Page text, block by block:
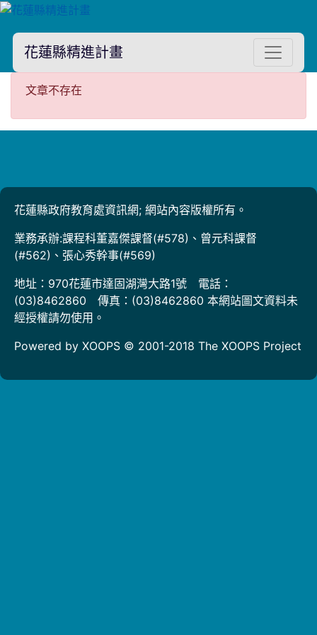
花蓮縣精進計畫
文章不存在
文章不存在
花蓮縣政府教育處資訊網; 網站內容版權所有。
業務承辦:課程科董嘉傑課督(#578)、曾元科課督
(#562)、張心秀幹事(#569)
地址：970花蓮市達固湖灣大路1號 電話：
(03)8462860 傳真：(03)8462860 本網站圖文資料未
經授權請勿使用。
Powered by XOOPS © 2001-2018 The XOOPS Project